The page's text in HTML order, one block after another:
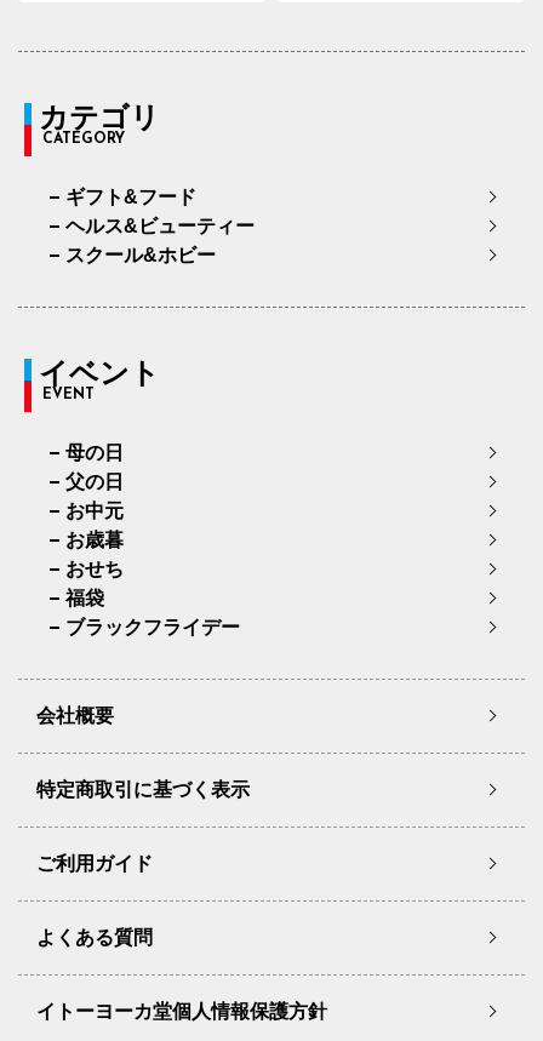
カテゴリ
CATEGORY
ギフト&フード
ヘルス&ビューティー
スクール&ホビー
イベント
EVENT
母の日
父の日
お中元
お歳暮
おせち
福袋
ブラックフライデー
会社概要
特定商取引に基づく表示
ご利用ガイド
よくある質問
イトーヨーカ堂個人情報保護方針